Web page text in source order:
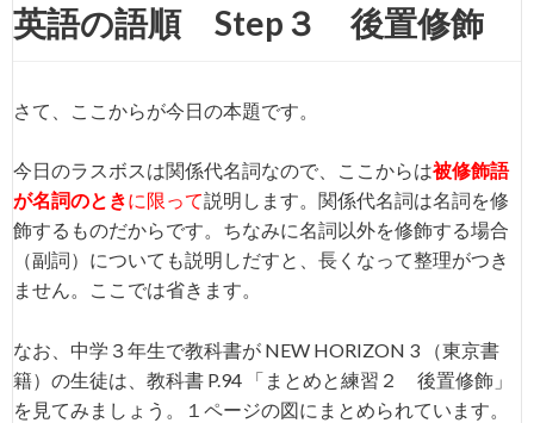
英語の語順 Step３ 後置修飾
さて、ここからが今日の本題です。
今日のラスボスは関係代名詞なので、ここからは被修飾語
が名詞のときに限って説明します。関係代名詞は名詞を修
飾するものだからです。ちなみに名詞以外を修飾する場合
（副詞）についても説明しだすと、長くなって整理がつき
ません。ここでは省きます。
なお、中学３年生で教科書が NEW HORIZON 3 （東京書
籍）の生徒は、教科書 P.94 「まとめと練習２ 後置修飾」
を見てみましょう。１ページの図にまとめられています。